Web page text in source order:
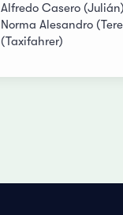
Alfredo Casero
Norma Alesandro
(Taxifahrer)